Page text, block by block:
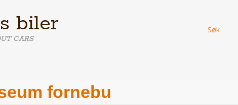
biler
CARS
Skip
Søk
fornebu